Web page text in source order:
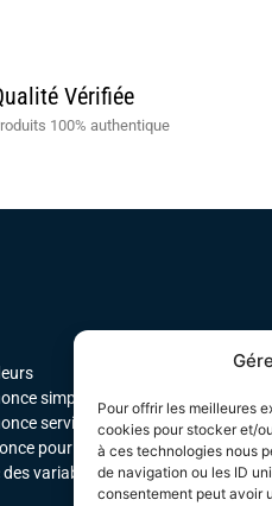
Pour offrir les meilleures
cookies pour stocker et/
à ces technologies nous
de navigation ou les ID
consentement peut avoir
Vérifiée
100% authentique
simple
service
pour un produit téléchargeable
variables